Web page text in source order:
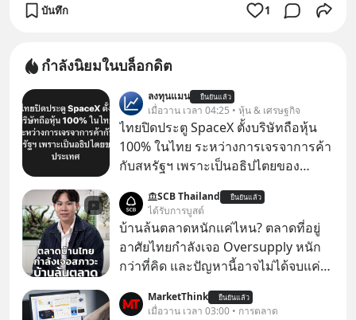
บันทึก 1
กำลังนิยมในบล็อกดิต
ลงทุนแมน ยืนยันแล้ว
เมื่อวาน เวลา 04:25 • หุ้น & เศรษฐกิจ
ไทยปิดประตู SpaceX ตั้งบริษัทถือหุ้น
100% ในไทย ระหว่างการเจรจาการค้า
กับสหรัฐฯ เพราะเป็นอธิปไตยของ
ประกาศจุดยืนชัดเจนว่า จะไม่อนุญาต
ให้บริษัทสหรัฐฯ ตั้งบริษัทโทรคมนาคม
ดาวเทียมที่ถือหุ้น 100% โดยชาวต่าง
ชาติ ในระหว่างการเจรจาการค้ากับ
ประเด็นด้านอธิปไตยของประเทศ
SCB Thailand ยืนยันแล้ว
ได้รับการบูสต์
บ้านล้นตลาดหนักแค่ไหน? ตลาดที่อยู่
อาศัยไทยกำลังเจอ Oversupply หนัก
กว่าที่คิด และปัญหานี้อาจไม่ได้จบแค่
ล้นตลาด #เศรษฐกิจไทย #EICAround
MarketThink ยืนยันแล้ว
เมื่อวาน เวลา 03:00 • การตลาด